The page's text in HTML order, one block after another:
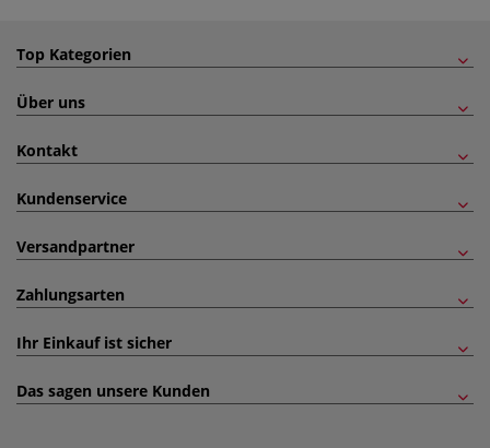
Top Kategorien
Über uns
Kontakt
Kundenservice
Versandpartner
Zahlungsarten
Ihr Einkauf ist sicher
Das sagen unsere Kunden